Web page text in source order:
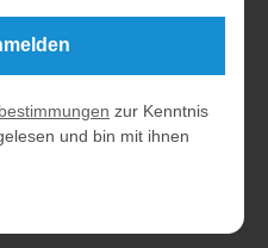
zur Kenntnis
und bin mit ihnen